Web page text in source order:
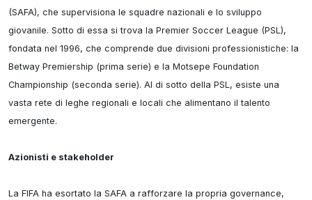
(SAFA), che supervisiona le squadre nazionali e lo sviluppo
giovanile. Sotto di essa si trova la Premier Soccer League (PSL),
fondata nel 1996, che comprende due divisioni professionistiche: la
Betway Premiership (prima serie) e la Motsepe Foundation
Championship (seconda serie). Al di sotto della PSL, esiste una
vasta rete di leghe regionali e locali che alimentano il talento
emergente.
Azionisti e stakeholder
La FIFA ha esortato la SAFA a rafforzare la propria governance,